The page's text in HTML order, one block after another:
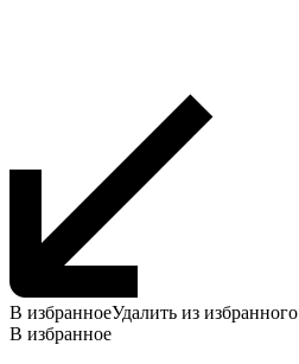
В избранноеУдалить из избранного
В избранное